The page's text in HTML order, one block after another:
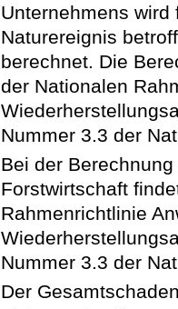
Unternehmens
Naturereignis
berechnet. Die
der Nationalen
Nummer 3.3 der
Bei der
Forstwirtschaft
Rahmenrichtlinie
Nummer 3.3 der
Der